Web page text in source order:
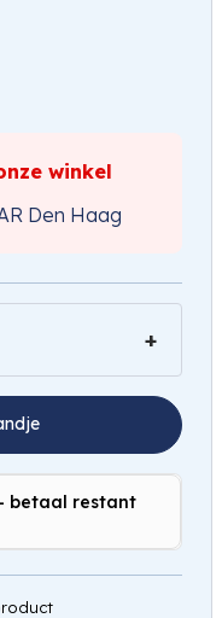
winkel
Den Haag
betaal restant